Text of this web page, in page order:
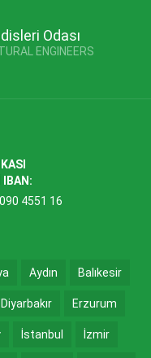
Odası
ENGINEERS
IBAN:
4551 16
Aydın Balıkesir
Diyarbakır Erzurum
İstanbul İzmir